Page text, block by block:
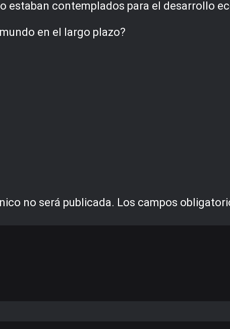
estaban contemplados para el desarrollo
en el largo plazo?
no será publicada. Los campos